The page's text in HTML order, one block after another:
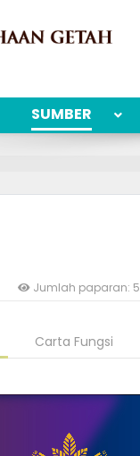
SUMBER
Jumlah paparan:
Carta Fungsi